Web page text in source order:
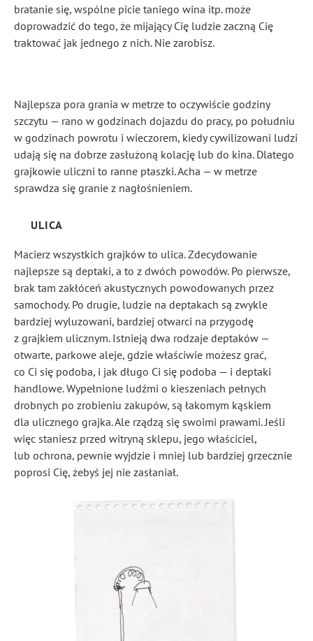
bratanie się, wspólne picie taniego wina itp. może
doprowadzić do tego, że mijający Cię ludzie zaczną Cię
traktować jak jednego z nich. Nie zarobisz.
Najlepsza pora grania w metrze to oczywiście godziny
szczytu — rano w godzinach dojazdu do pracy, po południu
w godzinach powrotu i wieczorem, kiedy cywilizowani ludzi
udają się na dobrze zasłużoną kolację lub do kina. Dlatego
grajkowie uliczni to ranne ptaszki. Acha — w metrze
sprawdza się granie z nagłośnieniem.
ULICA
Macierz wszystkich grajków to ulica. Zdecydowanie
najlepsze są deptaki, a to z dwóch powodów. Po pierwsze,
brak tam zakłóceń akustycznych powodowanych przez
samochody. Po drugie, ludzie na deptakach są zwykle
bardziej wyluzowani, bardziej otwarci na przygodę
z grajkiem ulicznym. Istnieją dwa rodzaje deptaków —
otwarte, parkowe aleje, gdzie właściwie możesz grać,
co Ci się podoba, i jak długo Ci się podoba — i deptaki
handlowe. Wypełnione ludźmi o kieszeniach pełnych
drobnych po zrobieniu zakupów, są łakomym kąskiem
dla ulicznego grajka. Ale rządzą się swoimi prawami. Jeśli
więc staniesz przed witryną sklepu, jego właściciel,
lub ochrona, pewnie wyjdzie i mniej lub bardziej grzecznie
poprosi Cię, żebyś jej nie zasłaniał.